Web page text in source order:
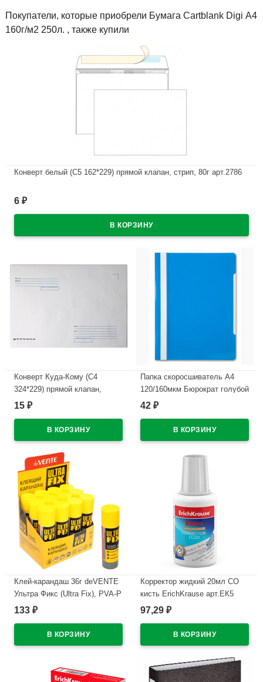
Покупатели, которые приобрели Бумага Cartblank Digi А4
160г/м2 250л. , также купили
Конверт белый (С5 162*229) прямой клапан, стрип, 80г арт.2786
6 ₽
Конверт Куда-Кому (С4
324*229) прямой клапан,
стрип, 90г(с внутренней серой
15 ₽
Папка скоросшиватель А4
120/160мкм Бюрократ голубой
арт.PS20AZURE (Ст.10)
42 ₽
Клей-карандаш 36г deVENTE
Ультра Фикс (Ultra Fix), PVA-P
основа арт.4042925 (Ст.24)
133 ₽
Корректор жидкий 20мл СО
кисть ErichKrause арт.ЕК5
(Ст.10/240)
97,29 ₽